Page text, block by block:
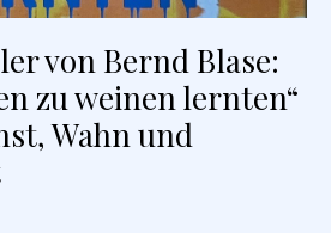
von Bernd Blase:
zu weinen lernten“
Wahn und